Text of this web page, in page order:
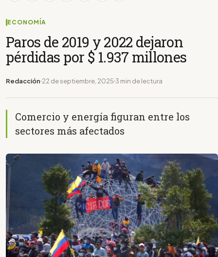
ECONOMÍA
Paros de 2019 y 2022 dejaron
pérdidas por $ 1.937 millones
Redacción 22 de septiembre, 2025 3 min de lectura
Comercio y energía figuran entre los
sectores más afectados